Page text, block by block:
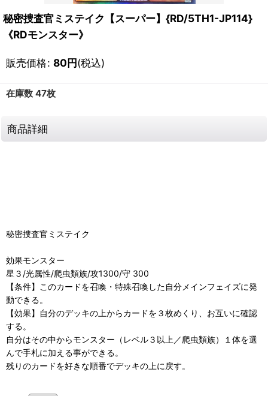
秘密捜査官ミステイク【スーパー】{RD/5TH1-JP114}
《RDモンスター》
販売価格: 80円(税込)
在庫数 47枚
商品詳細
秘密捜査官ミステイク
効果モンスター
星３/光属性/爬虫類族/攻1300/守 300
【条件】このカードを召喚・特殊召喚した自分メインフェイズに発
動できる。
【効果】自分のデッキの上からカードを３枚めくり、お互いに確認
する。
自分はその中からモンスター（レベル３以上／爬虫類族）１体を選
んで手札に加える事ができる。
残りのカードを好きな順番でデッキの上に戻す。